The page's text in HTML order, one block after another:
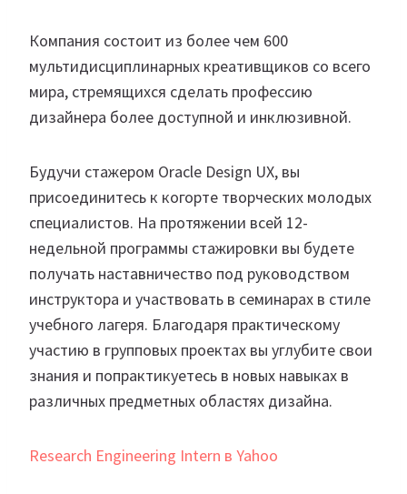
Компания состоит из более чем 600
мультидисциплинарных креативщиков со всего
мира, стремящихся сделать профессию
дизайнера более доступной и инклюзивной.
Будучи стажером Oracle Design UX, вы
присоединитесь к когорте творческих молодых
специалистов. На протяжении всей 12-
недельной программы стажировки вы будете
получать наставничество под руководством
инструктора и участвовать в семинарах в стиле
учебного лагеря. Благодаря практическому
участию в групповых проектах вы углубите свои
знания и попрактикуетесь в новых навыках в
различных предметных областях дизайна.
Research Engineering Intern в Yahoo